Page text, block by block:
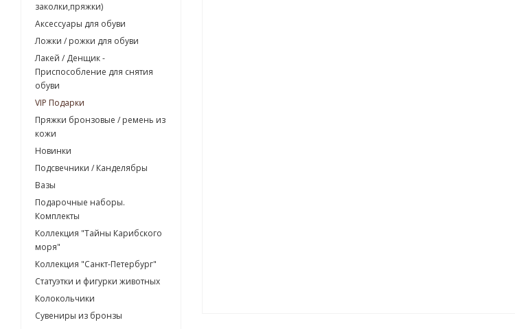
заколки,пряжки)
Аксессуары для обуви
Ложки / рожки для обуви
Лакей / Денщик -
Приспособление для снятия
обуви
VIP Подарки
Пряжки бронзовые / ремень из
кожи
Новинки
Подсвечники / Канделябры
Вазы
Подарочные наборы.
Комплекты
Коллекция "Тайны Карибского
моря"
Коллекция "Санкт-Петербург"
Статуэтки и фигурки животных
Колокольчики
Сувениры из бронзы